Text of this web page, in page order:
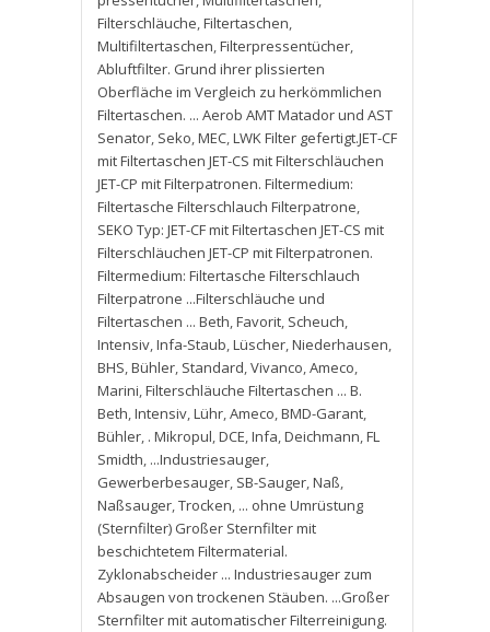
Filterschläuche,Filtertaschen,
Multifiltertaschen,Filterpressentücher,
Abluftfilter. Grund ihrer plissierten
Oberfläche im Vergleich zu herkömmlichen
Filtertaschen. ... Aerob AMT Matador und AST
Senator, Seko,MEC,LWK Filter gefertigt.JET-CF
mit Filtertaschen JET-CS mit Filterschläuchen
JET-CP mit Filterpatronen. Filtermedium:
Filtertasche Filterschlauch Filterpatrone,
SEKO Typ: JET-CF mit Filtertaschen JET-CS mit
Filterschläuchen JET-CP mit Filterpatronen.
Filtermedium: Filtertasche Filterschlauch
Filterpatrone ...Filterschläuche und
Filtertaschen ... Beth,Favorit, Scheuch,
Intensiv,Infa-Staub,Lüscher,Niederhausen,
BHS,Bühler, Standard,Vivanco,Ameco,
Marini,Filterschläuche Filtertaschen ... B.
Beth,Intensiv,Lühr,Ameco,BMD-Garant,
Bühler, . Mikropul,DCE,Infa,Deichmann,FL
Smidth, ...Industriesauger,
Gewerberbesauger, SB-Sauger,Naß,
Naßsauger,Trocken, ... ohne Umrüstung
(Sternfilter) Großer Sternfilter mit
beschichtetem Filtermaterial.
Zyklonabscheider ... Industriesauger zum
Absaugen von trockenen Stäuben. ...Großer
Sternfilter mit automatischer Filterreinigung.